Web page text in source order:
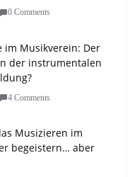
0 Comments
im Musikverein: Der
der instrumentalen
4 Comments
Musizieren im
begeistern… aber